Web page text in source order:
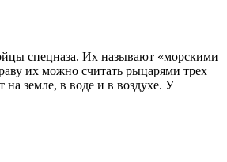
спецназа. Их называют «морскими
их можно считать рыцарями трех
на земле, в воде и в воздухе. У